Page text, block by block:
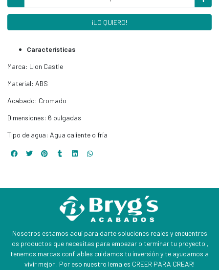
¡LO QUIERO!
Características
Marca: Lion Castle
Material: ABS
Acabado: Cromado
Dimensiones: 6 pulgadas
Tipo de agua: Agua caliente o fría
Nosotros estamos aquí para darte soluciones reales y encuentres
los productos que necesitas para empezar o terminar tu proyecto ,
tenemos marcas confiables cuidamos tu inversión y te ayudamos a
vivir mejor . Por eso nuestro lema es CREER PARA CREAR!